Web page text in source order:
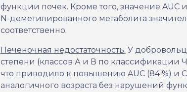
функции почек. Кроме того, значение AUC
N-деметилированного метаболита
соответственно.
Печеночная недостаточность. У
степени (классов А и В по
что приводило к повышению AUC (84 %) и C
аналогичного возраста без нарушений